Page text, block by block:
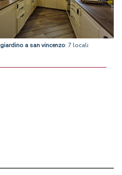
giardino a sanvincenzo: 7 locali